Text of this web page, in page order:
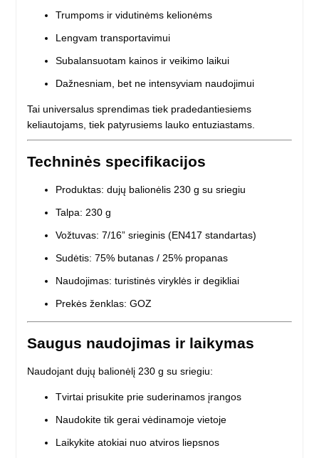
Trumpoms ir vidutinėms kelionėms
Lengvam transportavimui
Subalansuotam kainos ir veikimo laikui
Dažnesniam, bet ne intensyviam naudojimui
Tai universalus sprendimas tiek pradedantiesiems
keliautojams, tiek patyrusiems lauko entuziastams.
Techninės specifikacijos
Produktas: dujų balionėlis 230 g su sriegiu
Talpa: 230 g
Vožtuvas: 7/16” srieginis (EN417 standartas)
Sudėtis: 75% butanas / 25% propanas
Naudojimas: turistinės viryklės ir degikliai
Prekės ženklas: GOZ
Saugus naudojimas ir laikymas
Naudojant dujų balionėlį 230 g su sriegiu:
Tvirtai prisukite prie suderinamos įrangos
Naudokite tik gerai vėdinamoje vietoje
Laikykite atokiai nuo atviros liepsnos